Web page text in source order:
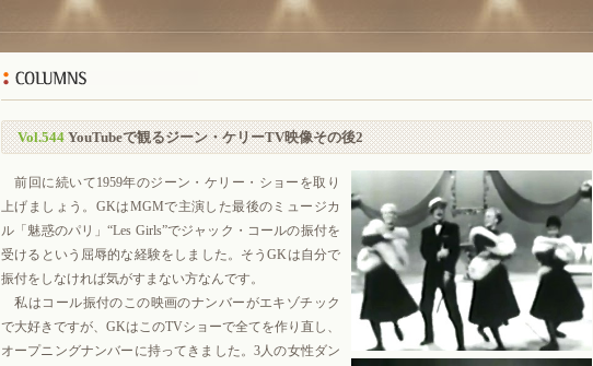
Vol.544YouTubeで観るジーン・ケリーTV映像その後2
前回に続いて1959年のジーン・ケリー・ショーを取り
上げましょう。GKはMGMで主演した最後のミュージカ
ル「魅惑のパリ」“Les Girls”でジャック・コールの振付を
受けるという屈辱的な経験をしました。そうGKは自分で
振付をしなければ気がすまない方なんです。
私はコール振付のこの映画のナンバーがエキゾチック
で大好きですが、GKはこのTVショーで全てを作り直し、
オープニングナンバーに持ってきました。3人の女性ダン